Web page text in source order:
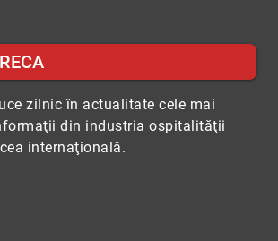
zilnic în actualitate cele mai
din industria ospitalităţii
internaţională.